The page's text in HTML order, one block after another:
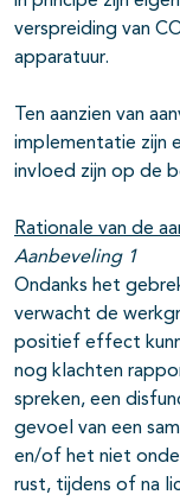
verspreiding van
apparatuur.
Ten aanzien van
implementatie zijn
invloed zijn op de
Rationale van de
Aanbeveling 1
Ondanks het
verwacht de
positief effect
nog klachten
spreken, een
gevoel van een
en/of het niet
rust, tijdens of na